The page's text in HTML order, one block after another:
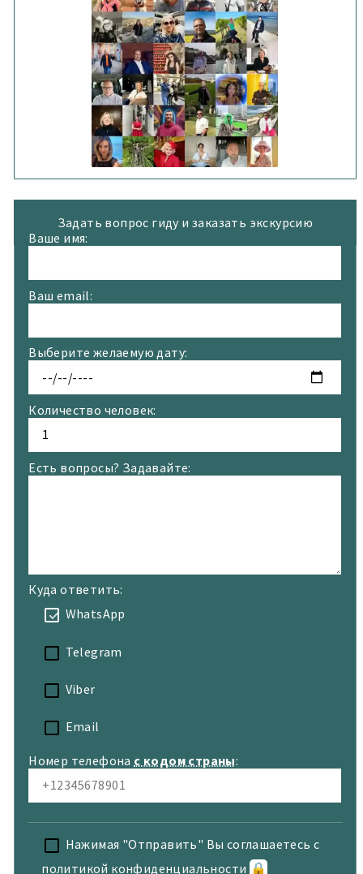
Задать вопрос гиду и заказать экскурсию
Ваше имя:
Ваш email:
Выберите желаемую дату:
Количество человек:
Есть вопросы? Задавайте:
Куда ответить:
WhatsApp
Telegram
Viber
Email
Номер телефона с кодом страны:
Нажимая "Отправить" Вы соглашаетесь с
политикой конфиденциальности 🔒